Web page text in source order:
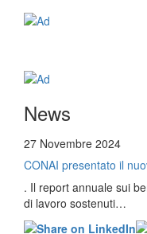
News
27 Novembre 2024
CONAI presentato il
. Il report annuale sui
di lavoro sostenuti…